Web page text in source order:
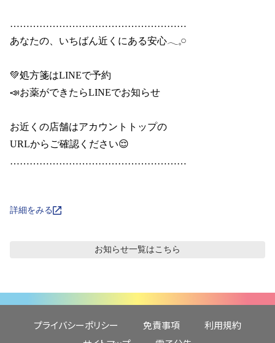
………………………………………………
あなたの、いちばん近くにある安心𓂃𓈒𓏸
💚処方箋はLINEで予約
📣お薬ができたらLINEでお知らせ
お近くの店舗はアカウントトップの
URLからご確認ください😌
………………………………………………
詳細をみる
お知らせ一覧はこちら
プライバシーポリシー 免責事項
利用規約